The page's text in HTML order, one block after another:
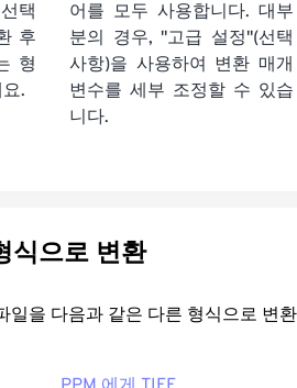
택
후
형
.
어를 모두 사용합니다. 대부
분의 경우, "고급 설정"(선택
사항)을 사용하여 변환 매개
변수를 세부 조정할 수 있습
니다.
식으로 변환
PPM 파일을 다음과 같은 다른 형식으